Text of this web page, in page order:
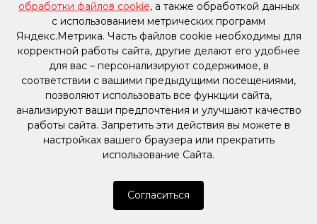
обработки файлов cookie, а также обработкой данных
с использованием метрических программ
Яндекс.Метрика. Часть файлов cookie необходимы для
корректной работы сайта, другие делают его удобнее
для вас – персонализируют содержимое, в
соответствии с вашими предыдущими посещениями,
позволяют использовать все функции сайта,
анализируют ваши предпочтения и улучшают качество
работы сайта. Запретить эти действия вы можете в
настройках вашего браузера или прекратить
использование Сайта.
Согласиться